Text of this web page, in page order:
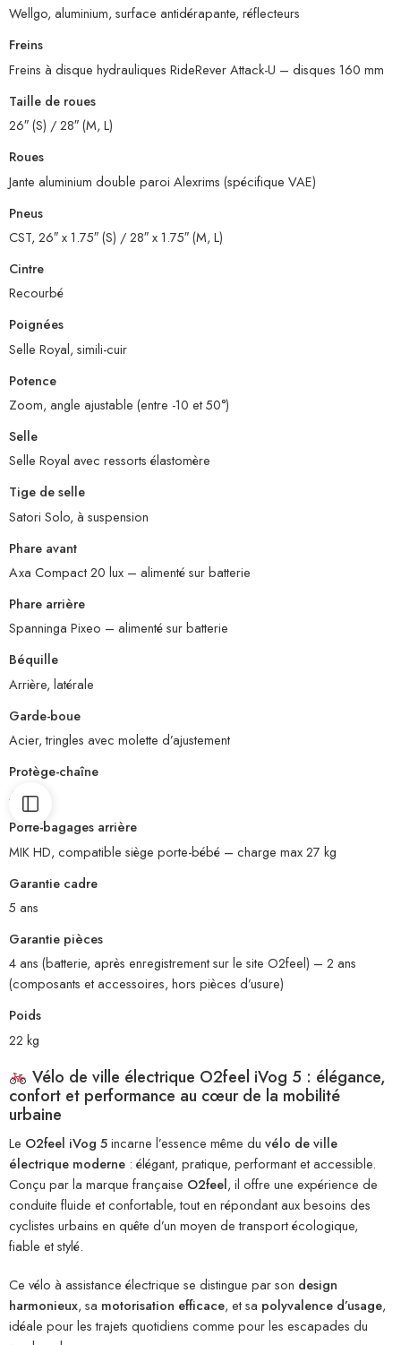
Wellgo, aluminium, surface antidérapante, réflecteurs
Freins
Freins à disque hydrauliques RideRever Attack-U – disques 160 mm
Taille de roues
26″ (S) / 28″ (M, L)
Roues
Jante aluminium double paroi Alexrims (spécifique VAE)
Pneus
CST, 26″ x 1.75″ (S) / 28″ x 1.75″ (M, L)
Cintre
Recourbé
Poignées
Selle Royal, simili-cuir
Potence
Zoom, angle ajustable (entre -10 et 50°)
Selle
Selle Royal avec ressorts élastomère
Tige de selle
Satori Solo, à suspension
Phare avant
Axa Compact 20 lux – alimenté sur batterie
Phare arrière
Spanninga Pixeo – alimenté sur batterie
Béquille
Arrière, latérale
Garde-boue
Acier, tringles avec molette d’ajustement
Protège-chaîne
Avec
Porte-bagages arrière
MIK HD, compatible siège porte-bébé – charge max 27 kg
Garantie cadre
5 ans
Garantie pièces
4 ans (batterie, après enregistrement sur le site O2feel) – 2 ans
(composants et accessoires, hors pièces d’usure)
Poids
22 kg
Vélo de ville électrique O2feel iVog 5 : élégance,
confort et performance au cœur de la mobilité
urbaine
Le O2feel iVog 5incarne l’essence même du vélo de ville
électrique moderne : élégant, pratique, performant et accessible.
Conçu par la marque française O2feel, il offre une expérience de
conduite fluide et confortable, tout en répondant aux besoins des
cyclistes urbains en quête d’un moyen de transport écologique,
fiable et stylé.
Ce vélo à assistance électrique se distingue par son design
harmonieux, sa motorisation efficace, et sa polyvalence d’usage,
idéale pour les trajets quotidiens comme pour les escapades du